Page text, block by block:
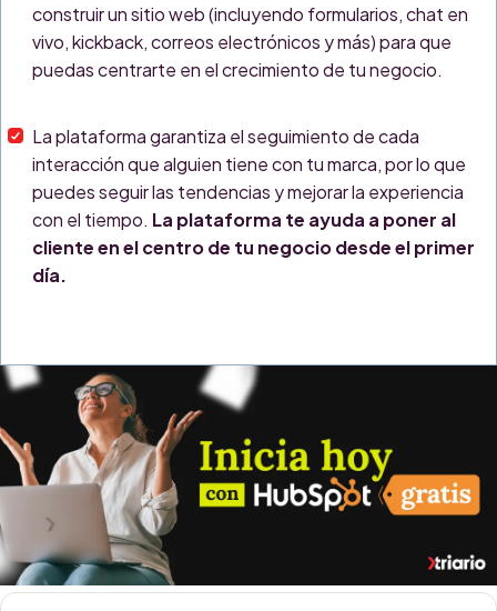
construir un sitio web (incluyendo formularios, chat en
vivo, kickback, correos electrónicos y más) para que
puedas centrarte en el crecimiento de tu negocio.
La plataforma garantiza el seguimiento de cada
interacción que alguien tiene con tu marca, por lo que
puedes seguir las tendencias y mejorar la experiencia
con el tiempo. La plataforma te ayuda a poner al
cliente en el centro de tu negocio desde el primer
día.